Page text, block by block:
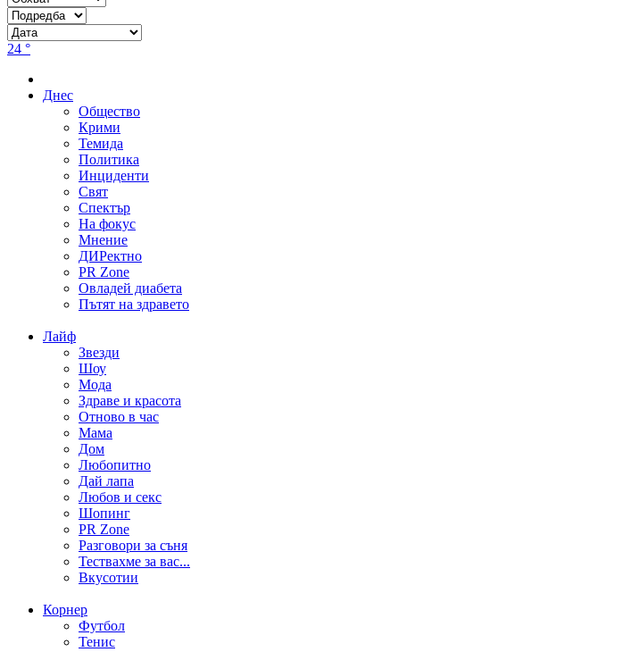
24 °
Днес
Общество
Крими
Темида
Политика
Инциденти
Свят
Спектър
На фокус
Мнение
ДИРектно
PR Zone
Овладей диабета
Пътят на здравето
Лайф
Звезди
Шоу
Мода
Здраве и красота
Отново в час
Мама
Дом
Любопитно
Дай лапа
Любов и секс
Шопинг
PR Zone
Разговори за съня
Тествахме за вас...
Вкусотии
Корнер
Футбол
Тенис